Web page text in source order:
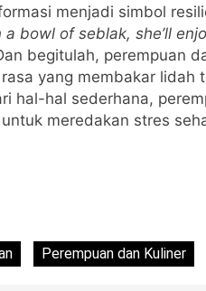
menjadi simbol
a bowl of seblak, she’ll
begitulah, perempuan
yang membakar lidah
hal-hal sederhana,
meredakan stres
Perempuan dan Kuliner